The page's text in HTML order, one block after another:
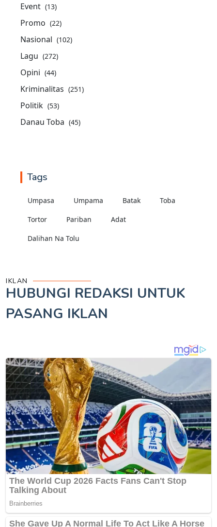
Event (13)
Promo (22)
Nasional (102)
Lagu (272)
Opini (44)
Kriminalitas (251)
Politik (53)
Danau Toba (45)
Tags
Umpasa Umpama Batak Toba
Tortor Pariban Adat
Dalihan Na Tolu
IKLAN
HUBUNGI REDAKSI UNTUK
PASANG IKLAN